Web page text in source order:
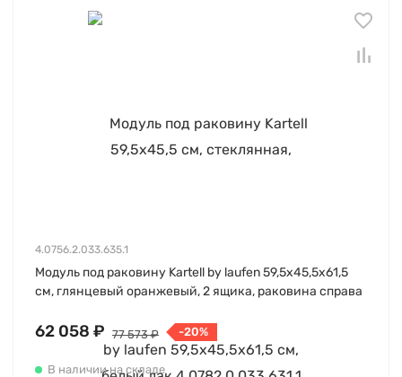
4.0756.2.033.635.1
Модуль под раковину Kartell by laufen 59,5х45,5х61,5
см, глянцевый оранжевый, 2 ящика, раковина справа
62 058 ₽ 77 573 ₽ -20%
В наличии на складе